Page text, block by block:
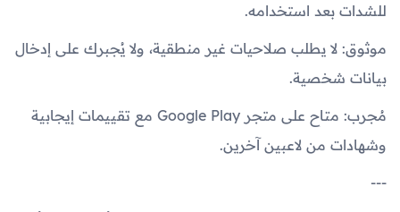
للشدات بعد استخدامه.
موثوق: لا يطلب صلاحيات غير منطقية، ولا يُجبرك على إدخال
بيانات شخصية.
مُجرب: متاح على متجر Google Play مع تقييمات إيجابية
وشهادات من لاعبين آخرين.
---